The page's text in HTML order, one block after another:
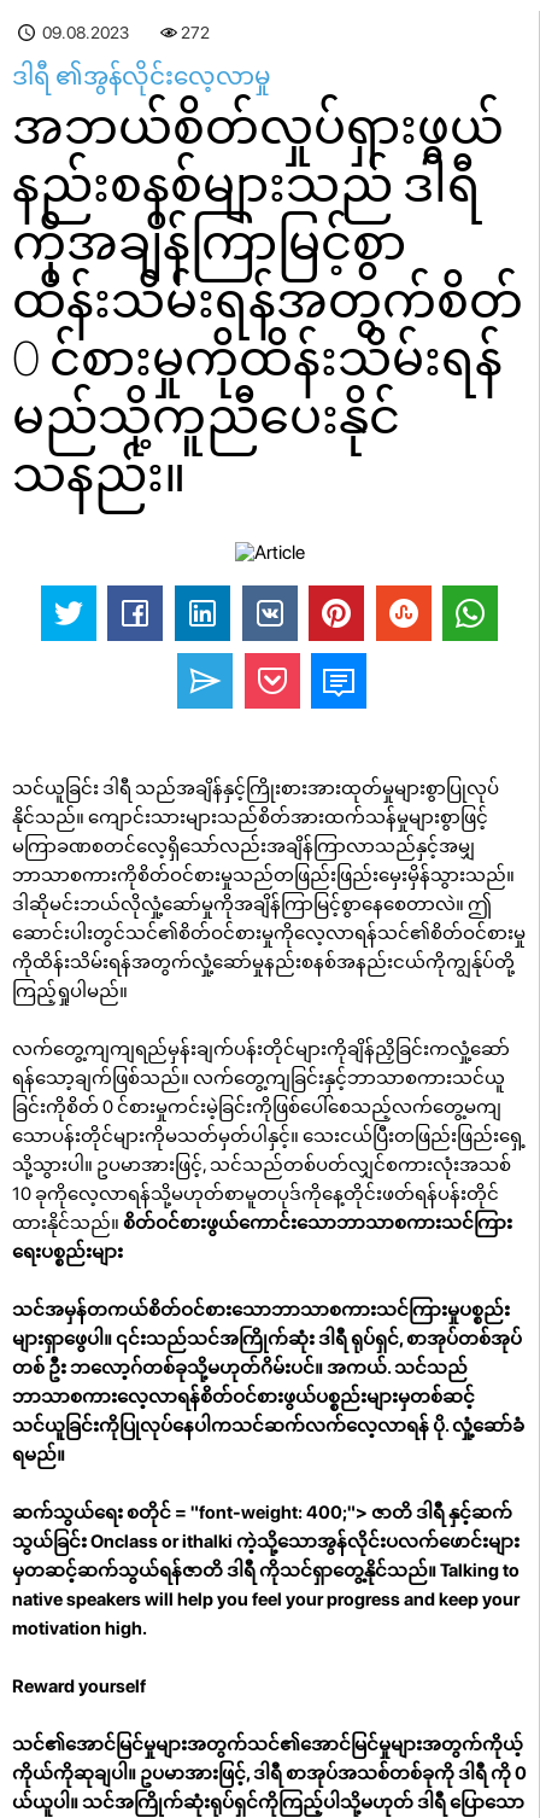
09.08.2023 272
ဒါရီ ၏အွန်လိုင်းလေ့လာမှု
အဘယ်စိတ်လှုပ်ရှားဖွယ်
နည်းစနစ်များသည် ဒါရီ
ကိုအချိန်ကြာမြင့်စွာ
ထိန်းသိမ်းရန်အတွက်စိတ်
0 င်စားမှုကိုထိန်းသိမ်းရန်
မည်သို့ကူညီပေးနိုင်
သနည်း။
သင်ယူခြင်း ဒါရီ သည်အချိန်နှင့်ကြိုးစားအားထုတ်မှုများစွာပြုလုပ်
နိုင်သည်။ ကျောင်းသားများသည်စိတ်အားထက်သန်မှုများစွာဖြင့်
မကြာခဏစတင်လေ့ရှိသော်လည်းအချိန်ကြာလာသည်နှင့်အမျှ
ဘာသာစကားကိုစိတ်ဝင်စားမှုသည်တဖြည်းဖြည်းမှေးမှိန်သွားသည်။
ဒါဆိုမင်းဘယ်လိုလှုံ့ဆော်မှုကိုအချိန်ကြာမြင့်စွာနေစေတာလဲ။ ဤ
ဆောင်းပါးတွင်သင်၏စိတ်ဝင်စားမှုကိုလေ့လာရန်သင်၏စိတ်ဝင်စားမှု
ကိုထိန်းသိမ်းရန်အတွက်လှုံ့ဆော်မှုနည်းစနစ်အနည်းငယ်ကိုကျွန်ုပ်တို့
ကြည့်ရှုပါမည်။
လက်တွေ့ကျကျရည်မှန်းချက်ပန်းတိုင်များကိုချိန်ညှိခြင်းကလှုံ့ဆော်
ရန်သော့ချက်ဖြစ်သည်။ လက်တွေ့ကျခြင်းနှင့်ဘာသာစကားသင်ယူ
ခြင်းကိုစိတ် 0 င်စားမှုကင်းမဲ့ခြင်းကိုဖြစ်ပေါ်စေသည့်လက်တွေ့မကျ
သောပန်းတိုင်များကိုမသတ်မှတ်ပါနှင့်။ သေးငယ်ပြီးတဖြည်းဖြည်းရှေ့
သို့သွားပါ။ ဥပမာအားဖြင့်, သင်သည်တစ်ပတ်လျှင်စကားလုံးအသစ်
10 ခုကိုလေ့လာရန်သို့မဟုတ်စာမူတပုဒ်ကိုနေ့တိုင်းဖတ်ရန်ပန်းတိုင်
ထားနိုင်သည်။ စိတ်ဝင်စားဖွယ်ကောင်းသောဘာသာစကားသင်ကြား
ရေးပစ္စည်းများ
သင်အမှန်တကယ်စိတ်ဝင်စားသောဘာသာစကားသင်ကြားမှုပစ္စည်း
များရှာဖွေပါ။ ၎င်းသည်သင်အကြိုက်ဆုံး ဒါရီ ရုပ်ရှင်, စာအုပ်တစ်အုပ်
တစ် ဦး ဘလော့ဂ်တစ်ခုသို့မဟုတ်ဂိမ်းပင်။ အကယ်. သင်သည်
ဘာသာစကားလေ့လာရန်စိတ်ဝင်စားဖွယ်ပစ္စည်းများမှတစ်ဆင့်
သင်ယူခြင်းကိုပြုလုပ်နေပါကသင်ဆက်လက်လေ့လာရန် ပို. လှုံ့ဆော်ခံ
ရမည်။
ဆက်သွယ်ရေး စတိုင် = "font-weight: 400;"> ဇာတိ ဒါရီ နှင့်ဆက်
သွယ်ခြင်း Onclass or ithalki ကဲ့သို့သောအွန်လိုင်းပလက်ဖောင်းများ
မှတဆင့်ဆက်သွယ်ရန်ဇာတိ ဒါရီ ကိုသင်ရှာတွေ့နိုင်သည်။ Talking to
native speakers will help you feel your progress and keep your
motivation high.
Reward yourself
သင်၏အောင်မြင်မှုများအတွက်သင်၏အောင်မြင်မှုများအတွက်ကိုယ့်
ကိုယ်ကိုဆုချပါ။ ဥပမာအားဖြင့်, ဒါရီ စာအုပ်အသစ်တစ်ခုကို ဒါရီ ကို 0
ယ်ယူပါ။ သင်အကြိုက်ဆုံးရုပ်ရှင်ကိုကြည့်ပါသို့မဟုတ် ဒါရီ ပြောသော